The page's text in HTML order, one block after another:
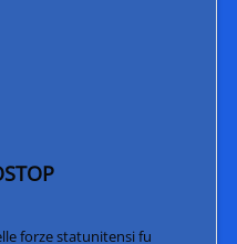
forze statunitensi fu